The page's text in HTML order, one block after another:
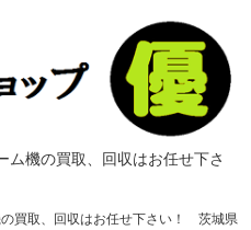
ム機の買取、回収はお任せ下さ
買取、回収はお任せ下さい！ 茨城県